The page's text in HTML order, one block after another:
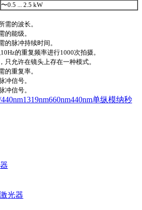
〜0.5 ... 2.5 kW
需的波长。
的能级。
的脉冲持续时间。
的重复频率进行1000次拍摄。
只允许在镜头上存在一种模式。
的重复率。
冲信号。
冲信号。
1319nm660nm440nm单纵模纳秒
光器